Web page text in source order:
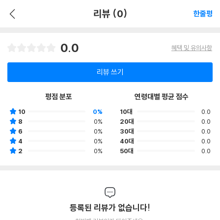
리뷰 (0) 한줄평
0.0 혜택 및 유의사항
리뷰 쓰기
평점 분포
10
0%
8
0%
6
0%
4
0%
2
0%
연령대별 평균 점수
10대
0.0
20대
0.0
30대
0.0
40대
0.0
50대
0.0
등록된 리뷰가 없습니다!